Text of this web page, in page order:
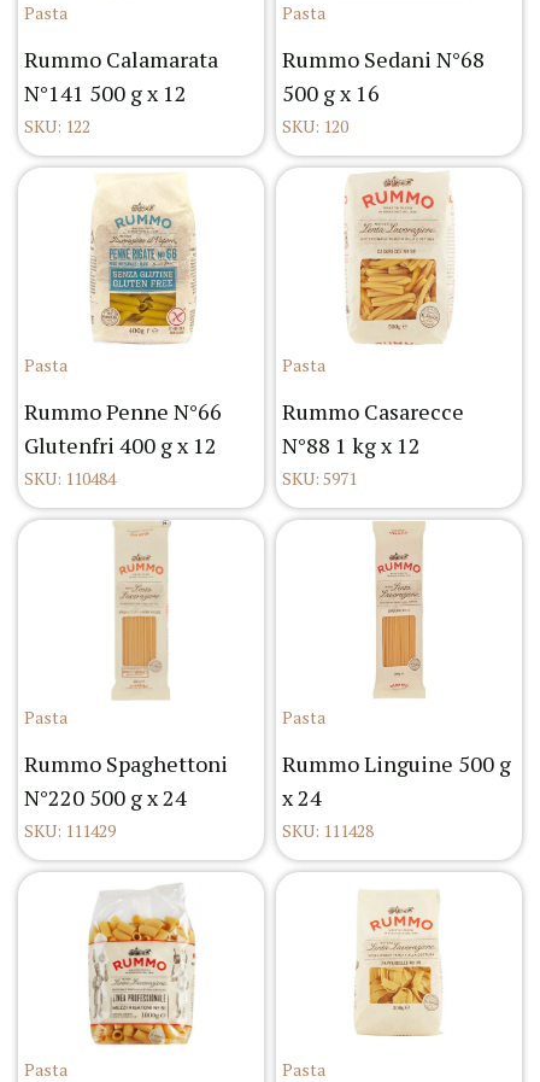
Pasta
Rummo Calamarata
N°141 500 g x 12
SKU: 122
Pasta
Rummo Sedani N°68
500 g x 16
SKU: 120
Pasta
Rummo Penne N°66
Glutenfri 400 g x 12
SKU: 110484
Pasta
Rummo Casarecce
N°88 1 kg x 12
SKU: 5971
Pasta
Rummo Spaghettoni
N°220 500 g x 24
SKU: 111429
Pasta
Rummo Linguine 500 g
x 24
SKU: 111428
Pasta Pasta